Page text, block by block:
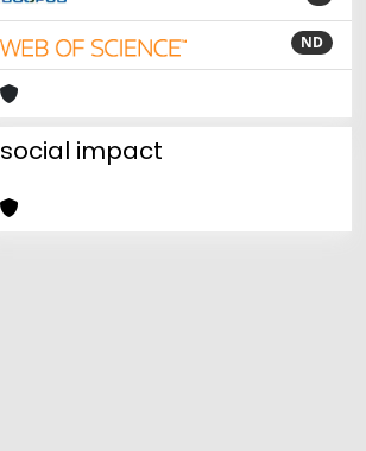
ND
social impact